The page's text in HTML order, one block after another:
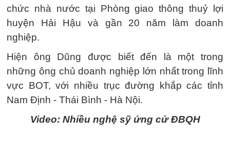
chức nhà nước tại Phòng giao thông thuỷ lợi
huyện Hải Hậu và gần 20 năm làm doanh
nghiệp.
Hiện ông Dũng được biết đến là một trong
những ông chủ doanh nghiệp lớn nhất trong lĩnh
vực BOT, với nhiều trục đường khắp các tỉnh
Nam Định - Thái Bình - Hà Nội.
Video: Nhiều nghệ sỹ ứng cử ĐBQH